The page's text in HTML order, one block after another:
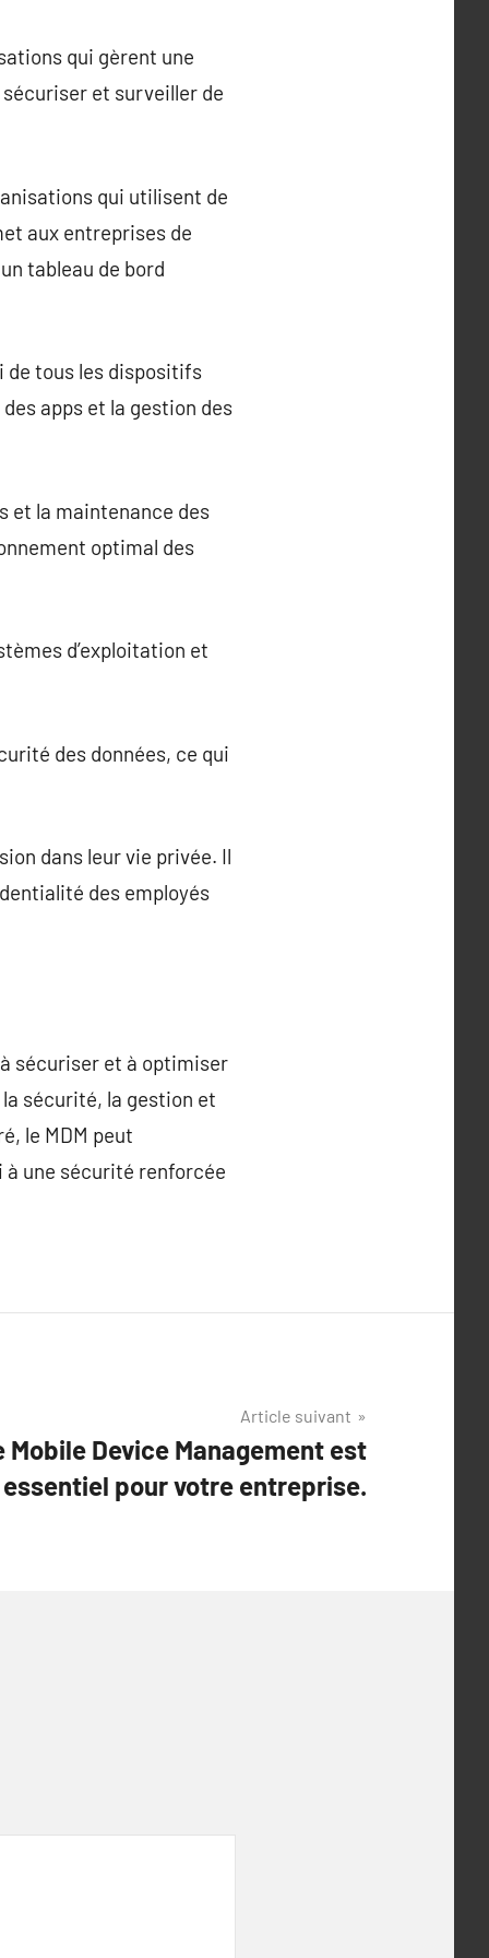
qui gèrent une
et surveiller de
qui utilisent de
aux entreprises de
tableau de bord
de tous les dispositifs
apps et la gestion des
et la maintenance des
optimal des
d’exploitation et
des données, ce qui
dans leur vie privée. Il
des employés
sécuriser et à optimiser
sécurité, la gestion et
le MDM peut
une sécurité renforcée
Article suivant
Mobile Device Management est
essentiel pour votre entreprise.